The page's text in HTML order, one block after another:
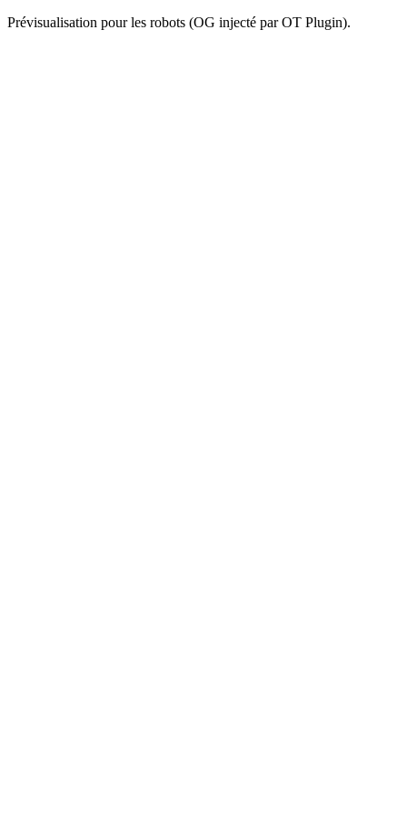
Prévisualisation pour les robots (OG injecté par OT Plugin).